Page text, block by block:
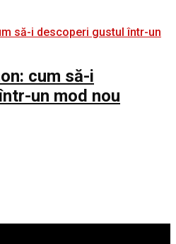
cum să-i
un mod nou